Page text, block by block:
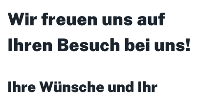
Wir freuen uns auf
Ihren Besuch bei uns!
Ihre Wünsche und Ihr